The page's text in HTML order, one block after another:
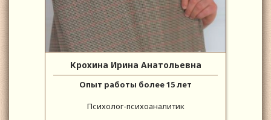
Крохина Ирина Анатольевна
Опыт работы более 15 лет
Психолог-психоаналитик